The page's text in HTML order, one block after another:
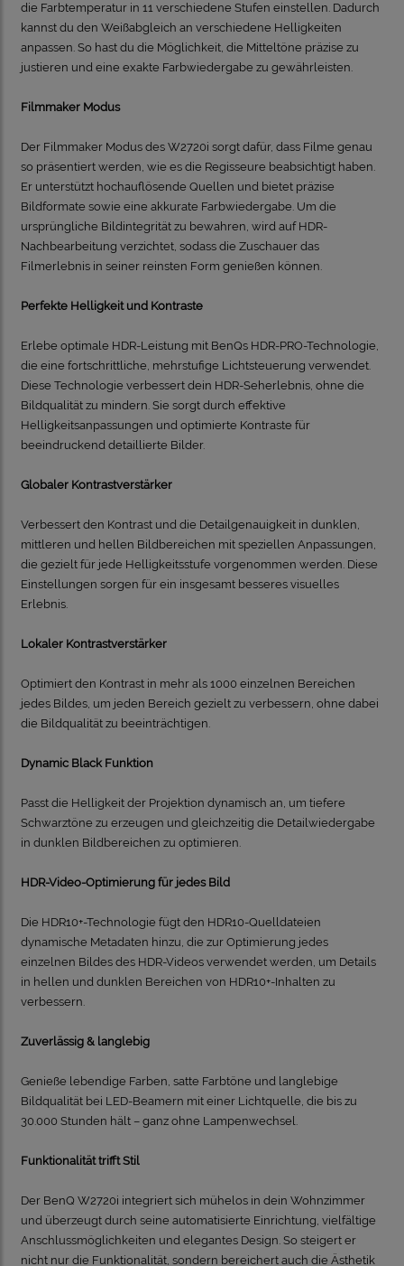
die Farbtemperatur in 11 verschiedene Stufen einstellen. Dadurch
kannst du den Weißabgleich an verschiedene Helligkeiten
anpassen. So hast du die Möglichkeit, die Mitteltöne präzise zu
justieren und eine exakte Farbwiedergabe zu gewährleisten.
Filmmaker Modus
Der Filmmaker Modus des W2720i sorgt dafür, dass Filme genau
so präsentiert werden, wie es die Regisseure beabsichtigt haben.
Er unterstützt hochauflösende Quellen und bietet präzise
Bildformate sowie eine akkurate Farbwiedergabe. Um die
ursprüngliche Bildintegrität zu bewahren, wird auf HDR-
Nachbearbeitung verzichtet, sodass die Zuschauer das
Filmerlebnis in seiner reinsten Form genießen können.
Perfekte Helligkeit und Kontraste
Erlebe optimale HDR-Leistung mit BenQs HDR-PRO-Technologie,
die eine fortschrittliche, mehrstufige Lichtsteuerung verwendet.
Diese Technologie verbessert dein HDR-Seherlebnis, ohne die
Bildqualität zu mindern. Sie sorgt durch effektive
Helligkeitsanpassungen und optimierte Kontraste für
beeindruckend detaillierte Bilder.
Globaler Kontrastverstärker
Verbessert den Kontrast und die Detailgenauigkeit in dunklen,
mittleren und hellen Bildbereichen mit speziellen Anpassungen,
die gezielt für jede Helligkeitsstufe vorgenommen werden. Diese
Einstellungen sorgen für ein insgesamt besseres visuelles
Erlebnis.
Lokaler Kontrastverstärker
Optimiert den Kontrast in mehr als 1000 einzelnen Bereichen
jedes Bildes, um jeden Bereich gezielt zu verbessern, ohne dabei
die Bildqualität zu beeinträchtigen.
Dynamic Black Funktion
Passt die Helligkeit der Projektion dynamisch an, um tiefere
Schwarztöne zu erzeugen und gleichzeitig die Detailwiedergabe
in dunklen Bildbereichen zu optimieren.
HDR-Video-Optimierung für jedes Bild
Die HDR10+-Technologie fügt den HDR10-Quelldateien
dynamische Metadaten hinzu, die zur Optimierung jedes
einzelnen Bildes des HDR-Videos verwendet werden, um Details
in hellen und dunklen Bereichen von HDR10+-Inhalten zu
verbessern.
Zuverlässig & langlebig
Genieße lebendige Farben, satte Farbtöne und langlebige
Bildqualität bei LED-Beamern mit einer Lichtquelle, die bis zu
30.000 Stunden hält – ganz ohne Lampenwechsel.
Funktionalität trifft Stil
Der BenQ W2720i integriert sich mühelos in dein Wohnzimmer
und überzeugt durch seine automatisierte Einrichtung, vielfältige
Anschlussmöglichkeiten und elegantes Design. So steigert er
nicht nur die Funktionalität, sondern bereichert auch die Ästhetik